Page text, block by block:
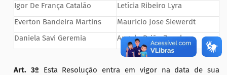
Igor De França Catalão
Letícia Ribeiro Lyra
Everton Bandeira Martins
Mauricio Jose Siewerdt
Daniela Savi Geremia
Angelo Brião Zanela
Art. 3º Esta Resolução entra em vigor na data de sua